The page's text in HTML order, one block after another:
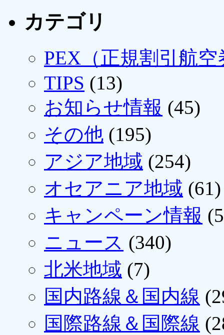
カテゴリ
PEX（正規割引航空
TIPS (13)
お知らせ情報 (45)
その他 (195)
アジア地域 (254)
オセアニア地域 (61)
キャンペーン情報
ニュース (340)
北米地域 (7)
国内路線＆国内線
国際路線＆国際線